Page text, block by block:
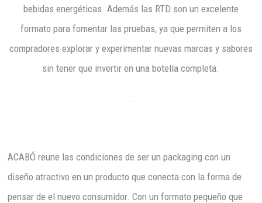
bebidas energéticas. Además las RTD son un excelente
formato para fomentar las pruebas, ya que permiten a los
compradores explorar y experimentar nuevas marcas y sabores
sin tener que invertir en una botella completa.
ACABÓ reune las condiciones de ser un packaging con un
diseño atractivo en un producto que conecta con la forma de
pensar de el nuevo consumidor. Con un formato pequeño que